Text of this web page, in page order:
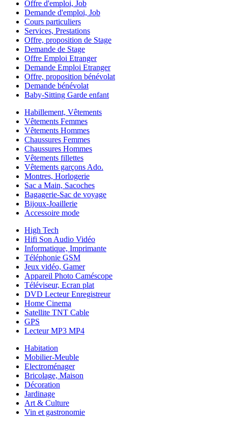
Offre d'emploi, Job
Demande d'emploi, Job
Cours particuliers
Services, Prestations
Offre, proposition de Stage
Demande de Stage
Offre Emploi Etranger
Demande Emploi Etranger
Offre, proposition bénévolat
Demande bénévolat
Baby-Sitting Garde enfant
Habillement, Vêtements
Vêtements Femmes
Vêtements Hommes
Chaussures Femmes
Chaussures Hommes
Vêtements fillettes
Vêtements garçons Ado.
Montres, Horlogerie
Sac a Main, Sacoches
Bagagerie-Sac de voyage
Bijoux-Joaillerie
Accessoire mode
High Tech
Hifi Son Audio Vidéo
Informatique, Imprimante
Téléphonie GSM
Jeux vidéo, Gamer
Appareil Photo Caméscope
Téléviseur, Ecran plat
DVD Lecteur Enregistreur
Home Cinema
Satellite TNT Cable
GPS
Lecteur MP3 MP4
Habitation
Mobilier-Meuble
Electroménager
Bricolage, Maison
Décoration
Jardinage
Art & Culture
Vin et gastronomie